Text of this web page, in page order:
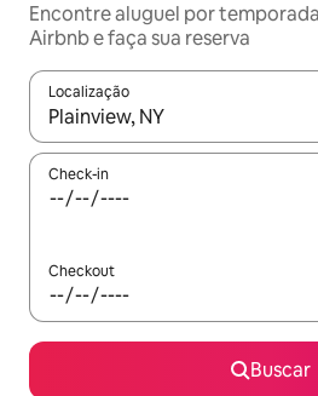
Encontre aluguel por
Airbnb e faça sua reserva
Localização
Quando os resultados estiverem
Check-in
Checkout
Buscar